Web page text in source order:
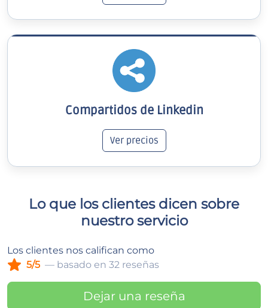
Compartidos de Linkedin
Ver precios
Lo que los clientes dicen sobre
nuestro servicio
Los clientes nos califican como
5/5 — basado en 32 reseñas
Dejar una reseña